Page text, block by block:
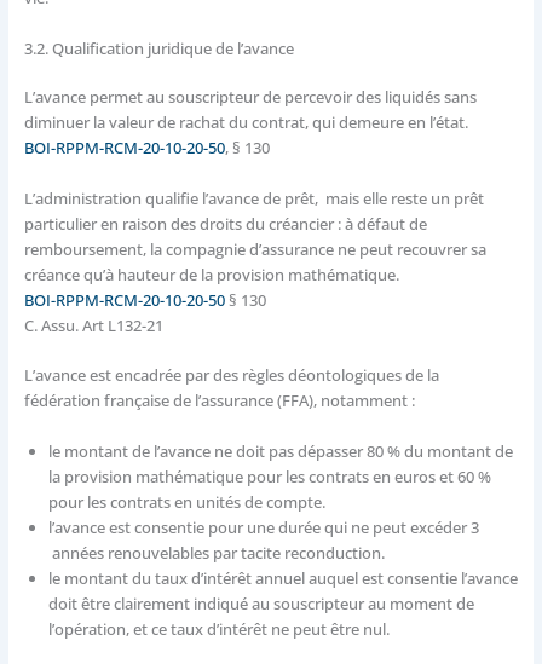
3.2. Qualification juridique de l’avance
L’avance permet au souscripteur de percevoir des liquidés sans
diminuer la valeur de rachat du contrat, qui demeure en l’état.
BOI-RPPM-RCM-20-10-20-50, § 130
L’administration qualifie l’avance de prêt, mais elle reste un prêt
particulier en raison des droits du créancier : à défaut de
remboursement, la compagnie d’assurance ne peut recouvrer sa
créance qu’à hauteur de la provision mathématique.
BOI-RPPM-RCM-20-10-20-50§ 130
C. Assu. Art L132-21
L’avance est encadrée par des règles déontologiques de la
fédération française de l’assurance (FFA), notamment :
le montant de l’avance ne doit pas dépasser 80 % du montant de
la provision mathématique pour les contrats en euros et 60 %
pour les contrats en unités de compte.
l’avance est consentie pour une durée qui ne peut excéder 3
années renouvelables par tacite reconduction.
le montant du taux d’intérêt annuel auquel est consentie l’avance
doit être clairement indiqué au souscripteur au moment de
l’opération, et ce taux d’intérêt ne peut être nul.